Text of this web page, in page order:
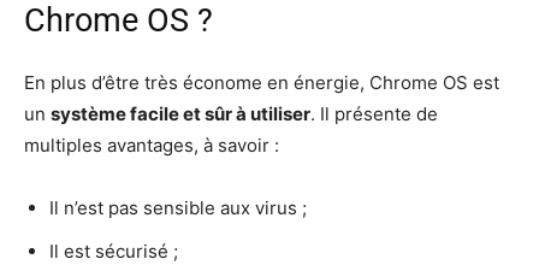
Chrome OS ?
En plus d’être très économe en énergie, Chrome OS est
un système facile et sûr à utiliser. Il présente de
multiples avantages, à savoir :
Il n’est pas sensible aux virus ;
Il est sécurisé ;